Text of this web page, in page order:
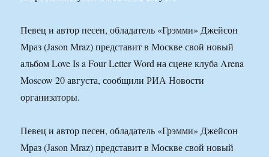
Певец и автор песен, обладатель «Грэмми» Джейсон
Мраз (Jason Mraz) представит в Москве свой новый
альбом Love Is a Four Letter Word на сцене клуба Arena
Moscow 20 августа, сообщили РИА Новости
организаторы.
Певец и автор песен, обладатель «Грэмми» Джейсон
Мраз (Jason Mraz) представит в Москве свой новый